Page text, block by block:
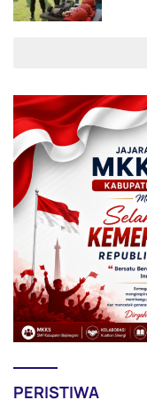
PERISTIWA